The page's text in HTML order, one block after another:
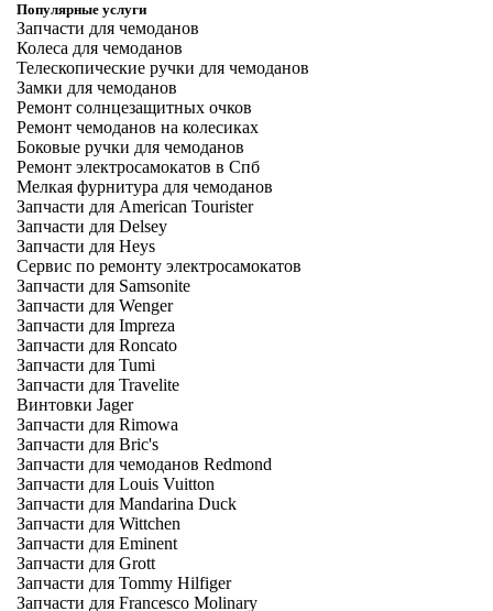
Популярные услуги
Запчасти для чемоданов
Колеса для чемоданов
Телескопические ручки для чемоданов
Замки для чемоданов
Ремонт солнцезащитных очков
Ремонт чемоданов на колесиках
Боковые ручки для чемоданов
Ремонт электросамокатов в Спб
Мелкая фурнитура для чемоданов
Запчасти для American Tourister
Запчасти для Delsey
Запчасти для Heys
Сервис по ремонту электросамокатов
Запчасти для Samsonite
Запчасти для Wenger
Запчасти для Impreza
Запчасти для Roncato
Запчасти для Tumi
Запчасти для Travelite
Винтовки Jager
Запчасти для Rimowa
Запчасти для Bric's
Запчасти для чемоданов Redmond
Запчасти для Louis Vuitton
Запчасти для Mandarina Duck
Запчасти для Wittchen
Запчасти для Eminent
Запчасти для Grott
Запчасти для Tommy Hilfiger
Запчасти для Francesco Molinary